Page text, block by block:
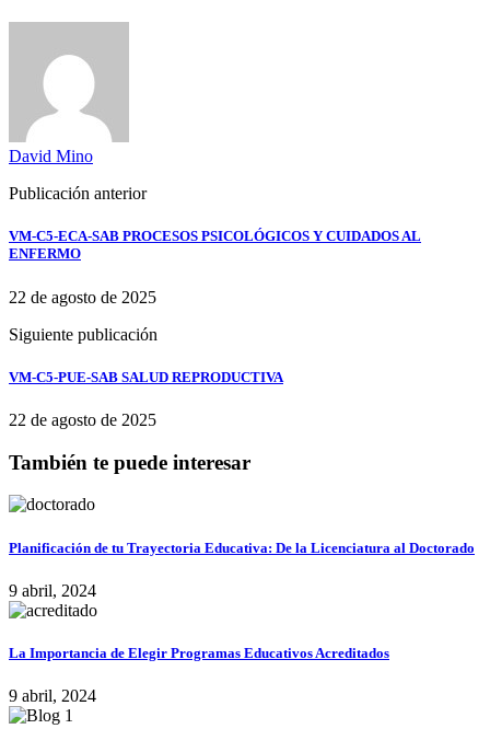
David Mino
Publicación anterior
VM-C5-ECA-SAB PROCESOS PSICOLÓGICOS Y CUIDADOS AL
ENFERMO
22 de agosto de 2025
Siguiente publicación
VM-C5-PUE-SAB SALUD REPRODUCTIVA
22 de agosto de 2025
También te puede interesar
Planificación de tu Trayectoria Educativa: De la Licenciatura al Doctorado
9 abril, 2024
La Importancia de Elegir Programas Educativos Acreditados
9 abril, 2024